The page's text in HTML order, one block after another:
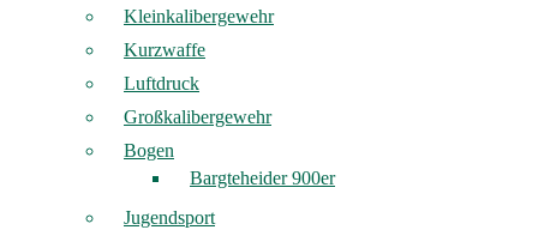
Kleinkalibergewehr
Kurzwaffe
Luftdruck
Großkalibergewehr
Bogen
Bargteheider 900er
Jugendsport